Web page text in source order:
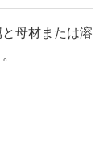
母材または溶